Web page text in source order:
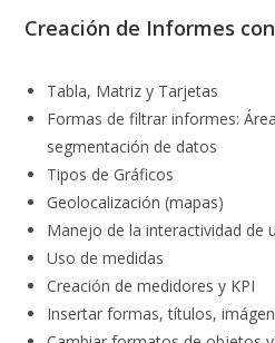
Creación de Informes
Tabla, Matriz y Tarjetas
Formas de filtrar informes:
segmentación de datos
Tipos de Gráficos
Geolocalización (mapas)
Manejo de la interactividad de
Uso de medidas
Creación de medidores y KPI
Insertar formas, títulos,